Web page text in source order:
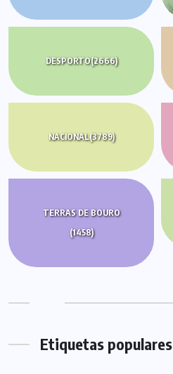
DESPORTO(2666)
NACIONAL(3789)
TERRAS DE BOURO
(1458)
Etiquetas populares